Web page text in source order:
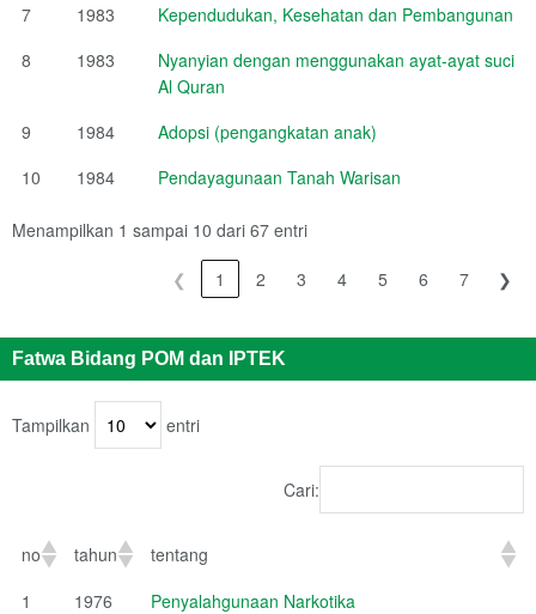
7
1983
Kependudukan, Kesehatan dan Pembangunan
8
1983
Nyanyian dengan menggunakan ayat-ayat suci
Al Quran
9
1984
Adopsi (pengangkatan anak)
10
1984 Pendayagunaan Tanah Warisan
Menampilkan 1 sampai 10 dari 67 entri
❮ 1 2 3 4 5 6 7 ❯
Fatwa Bidang POM dan IPTEK
Tampilkan entri
Cari:
no tahun
tentang
1
1976
Penyalahgunaan Narkotika